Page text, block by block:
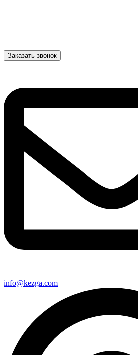
Заказать звонок
info@kezga.com